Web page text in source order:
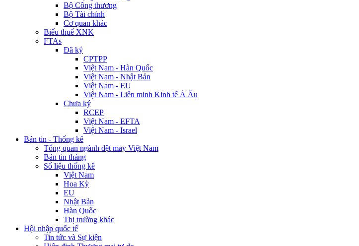
Bộ Công thương
Bộ Tài chính
Cơ quan khác
Biểu thuế XNK
FTAs
Đã ký
CPTPP
Việt Nam - Hàn Quốc
Việt Nam - Nhật Bản
Việt Nam - EU
Việt Nam - Liên minh Kinh tế Á Âu
Chưa ký
RCEP
Việt Nam - EFTA
Việt Nam - Israel
Bản tin - Thống kê
Tổng quan ngành dệt may Việt Nam
Bản tin tháng
Số liệu thống kê
Việt Nam
Hoa Kỳ
EU
Nhật Bản
Hàn Quốc
Thị trường khác
Hội nhập quốc tế
Tin tức và Sự kiện